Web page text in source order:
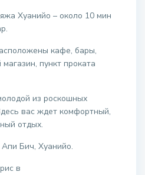
Хуанийо – около 10 мин
кафе, бары,
пункт проката
из роскошных
вас ждет комфортный,
отдых.
Бич, Хуанийо.
в